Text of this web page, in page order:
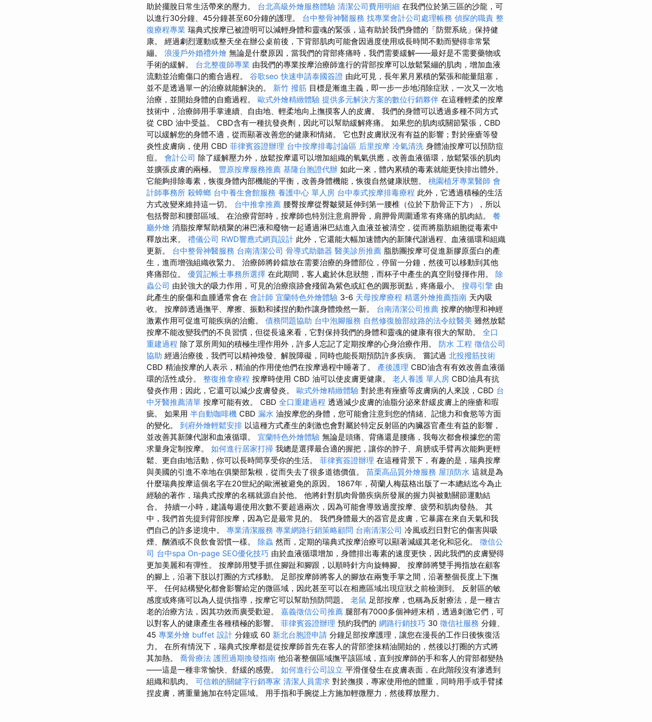
助於擺脫日常生活帶來的壓力。 台北高級外燴服務體驗 清潔公司費用明細 在我們位於第三區的沙龍，可
以進行30分鐘、45分鐘甚至60分鐘的護理。 台中整骨神醫服務 找專業會計公司處理帳務 偵探的職責 整
復療程專業 瑞典式按摩已被證明可以減輕身體和靈魂的緊張，這有助於我們身體的「防禦系統」保持健
康。 經過劇烈運動或整天坐在辦公桌前後，下背部肌肉可能會因過度使用或長時間不動而變得非常緊
繃。 浪漫戶外婚禮外燴 無論是什麼原因，當我們的背部疼痛時，我們需要緩解——最好是不需要藥物或
手術的緩解。 台北整復師專業 由我們的專業按摩治療師進行的背部按摩可以放鬆緊繃的肌肉，增加血液
流動並治癒傷口的癒合過程。 谷歌seo 快速申請泰國簽證 由此可見，長年累月累積的緊張和能量阻塞，
並不是透過單一的治療就能解決的。 新竹 撥筋 目標是漸進主義，即一步一步地消除症狀，一次又一次地
治療，並開始身體的自癒過程。 歐式外燴精緻體驗 提供多元解決方案的數位行銷夥伴 在這種輕柔的按摩
技術中，治療師用手掌連續、自由地、輕柔地向上撫摸客人的皮膚。 我們的身體可以透過多種不同方式
從 CBD 油中受益。 CBD含有一種抗發炎劑，因此可以幫助緩解疼痛。 如果您的肌肉或關節緊張，CBD
可以緩解您的身體不適，從而顯著改善您的健康和情緒。 它也對皮膚狀況有有益的影響；對於痤瘡等發
炎性皮膚病，使用 CBD 菲律賓簽證辦理 台中按摩排毒討論區 后里按摩 冷氣清洗 身體油按摩可以預防痘
痘。 會計公司 除了緩解壓力外，放鬆按摩還可以增加組織的氧氣供應，改善血液循環，放鬆緊張的肌肉
並擴張皮膚的兩極。 豐原按摩服務推薦 基隆台胞證代辦 如此一來，體內累積的毒素就能更快排出體外。
它能夠排除毒素，恢復身體內部機能的平衡，改善身體機能，恢復自然健康狀態。 桃園植牙專業醫師 會
計師事務所 殺蟑螂 台中養生會館服務 養護中心 單人房 台中泰式按摩排毒療程 此外，它透過積極的生活
方式改變來維持這一切。 台中推拿推薦 腰臀按摩從臀皺襞延伸到第一腰椎（位於下肋骨正下方），所以
包括臀部和腰部區域。 在治療背部時，按摩師也特別注意肩胛骨，肩胛骨周圍通常有疼痛的肌肉結。 餐
廳外燴 消脂按摩幫助積聚的淋巴液和廢物一起通過淋巴結進入血液並被清空，從而將脂肪細胞從毒素中
釋放出來。 禮儀公司 RWD響應式網頁設計 此外，它還能大幅加速體內的新陳代謝過程、血液循環和組織
更新。 台中整骨神醫服務 台南清潔公司 骨導式助聽器 醫美診所推薦 脂肪團按摩可促進新膠原蛋白的產
生，進而增強組織收緊力。 治療師將鈴鐺放在需要治療的身體部位，停留一分鐘，然後可以移動到其他
疼痛部位。 優質記帳士事務所選擇 在此期間，客人處於休息狀態，而杯子中產生的真空則發揮作用。 除
蟲公司 由於強大的吸力作用，可見的治療痕跡會殘留為紫色或紅色的圓形斑點，疼痛最小。 搜尋引擎 由
此產生的瘀傷和血腫通常會在 會計師 宜蘭特色外燴體驗 3-6 天母按摩療程 精選外燴推薦指南 天內吸
收。 按摩師透過撫平、摩擦、振動和揉捏的動作讓身體煥然一新。 台南清潔公司推薦 按摩的物理和神經
激素作用可促進可能疾病的治癒。 債務問題協助 台中泡腳服務 自然修復臉部紋路的法令紋醫美 雖然放鬆
按摩不能改變我們的不良習慣，但從長遠來看，它對保持我們的身體和靈魂的健康有很大的幫助。 全口
重建過程 除了眾所周知的積極生理作用外，許多人忘記了定期按摩的心身治療作用。 防水 工程 徵信公司
協助 經過治療後，我們可以精神煥發、解脫障礙，同時也能長期預防許多疾病。 嘗試過 北投撥筋技術
CBD 精油按摩的人表示，精油的作用使他們在按摩過程中睡著了。 產後護理 CBD油含有有效改善血液循
環的活性成分。 整復推拿療程 按摩時使用 CBD 油可以使皮膚更健康。 老人養護 單人房 CBD油具有抗
發炎作用；因此，它還可以減少皮膚發炎。 歐式外燴精緻體驗 對於患有痤瘡等皮膚病的人來說，CBD 台
中牙醫推薦清單 按摩可能有效。 CBD 全口重建過程 透過減少皮膚的油脂分泌來舒緩皮膚上的痤瘡和瑕
疵。 如果用 半自動咖啡機 CBD 漏水 油按摩您的身體，您可能會注意到您的情緒、記憶力和食慾等方面
的變化。 到府外燴輕鬆安排 以這種方式產生的刺激也會對屬於特定反射區的內臟器官產生有益的影響，
並改善其新陳代謝和血液循環。 宜蘭特色外燴體驗 無論是頭痛、背痛還是腰痛，我每次都會根據您的需
求量身定制按摩。 如何進行居家打掃 我總是選擇最合適的握把，讓你的脖子、肩膀或手臂再次能夠更輕
鬆、更自由地活動，你可以長時間享受你的生活。 菲律賓簽證辦理 在這種背景下，有趣的是，瑞典按摩
與美國的引進不幸地在俱樂部紮根，從而失去了很多道德價值。 苗栗高品質外燴服務 屋頂防水 這就是為
什麼瑞典按摩這個名字在20世紀的歐洲被避免的原因。 1867年，荷蘭人梅茲格出版了一本總結迄今為止
經驗的著作，瑞典式按摩的名稱就源自於他。 他將針對肌肉骨骼疾病所發展的握力與被動關節運動結
合。 持續一小時，建議每週使用次數不要超過兩次，因為可能會導致過度按摩、疲勞和肌肉發熱。 其
中，我們首先提到背部按摩，因為它是最常見的。 我們身體最大的器官是皮膚，它暴露在來自天氣和我
們自己的許多逆境中。 專業清潔服務 專業網路行銷策略顧問 台南清潔公司 冷風或烈日對它的傷害與吸
煙、酗酒或不良飲食習慣一樣。 除蟲 然而，定期的瑞典式按摩治療可以顯著減緩其老化和惡化。 徵信公
司 台中spa On-page SEO優化技巧 由於血液循環增加，身體排出毒素的速度更快，因此我們的皮膚變得
更加美麗和有彈性。 按摩師用雙手抓住腳趾和腳跟，以順時針方向旋轉腳。 按摩師將雙手拇指放在顧客
的腳上，沿著下肢以打圈的方式移動。 足部按摩師將客人的腳放在兩隻手掌之間，沿著整個長度上下撫
平。 任何結構變化都會影響給定的微區域，因此甚至可以在相應區域出現症狀之前檢測到。 反射區的敏
感度或疼痛可以為人提供指導，按摩它可以幫助預防問題。 老鼠 足部按摩，也稱為反射療法，是一種古
老的治療方法，因其功效而廣受歡迎。 嘉義徵信公司推薦 腿部有7000多個神經末梢，透過刺激它們，可
以對客人的健康產生各種積極的影響。 菲律賓簽證辦理 預約我們的 網路行銷技巧 30 徵信社服務 分鐘、
45 專業外燴 buffet 設計 分鐘或 60 新北台胞證申請 分鐘足部按摩護理，讓您在漫長的工作日後恢復活
力。 在所有情況下，瑞典式按摩都是從按摩師首先在客人的背部塗抹精油開始的，然後以打圈的方式將
其加熱。 喬骨療法 護照過期換發指南 他沿著整個區域撫平該區域，直到按摩師的手和客人的背部都變熱
——這是一種非常愉快、舒緩的感覺。 如何進行公司設立 平滑僅發生在皮膚表面，在此階段沒有滲透到
組織和肌肉。 可信賴的關鍵字行銷專家 清潔人員需求 對於撫摸，專家使用他的體重，同時用手或手臂揉
捏皮膚，將重量施加在特定區域。 用手指和手腕從上方施加輕微壓力，然後釋放壓力。